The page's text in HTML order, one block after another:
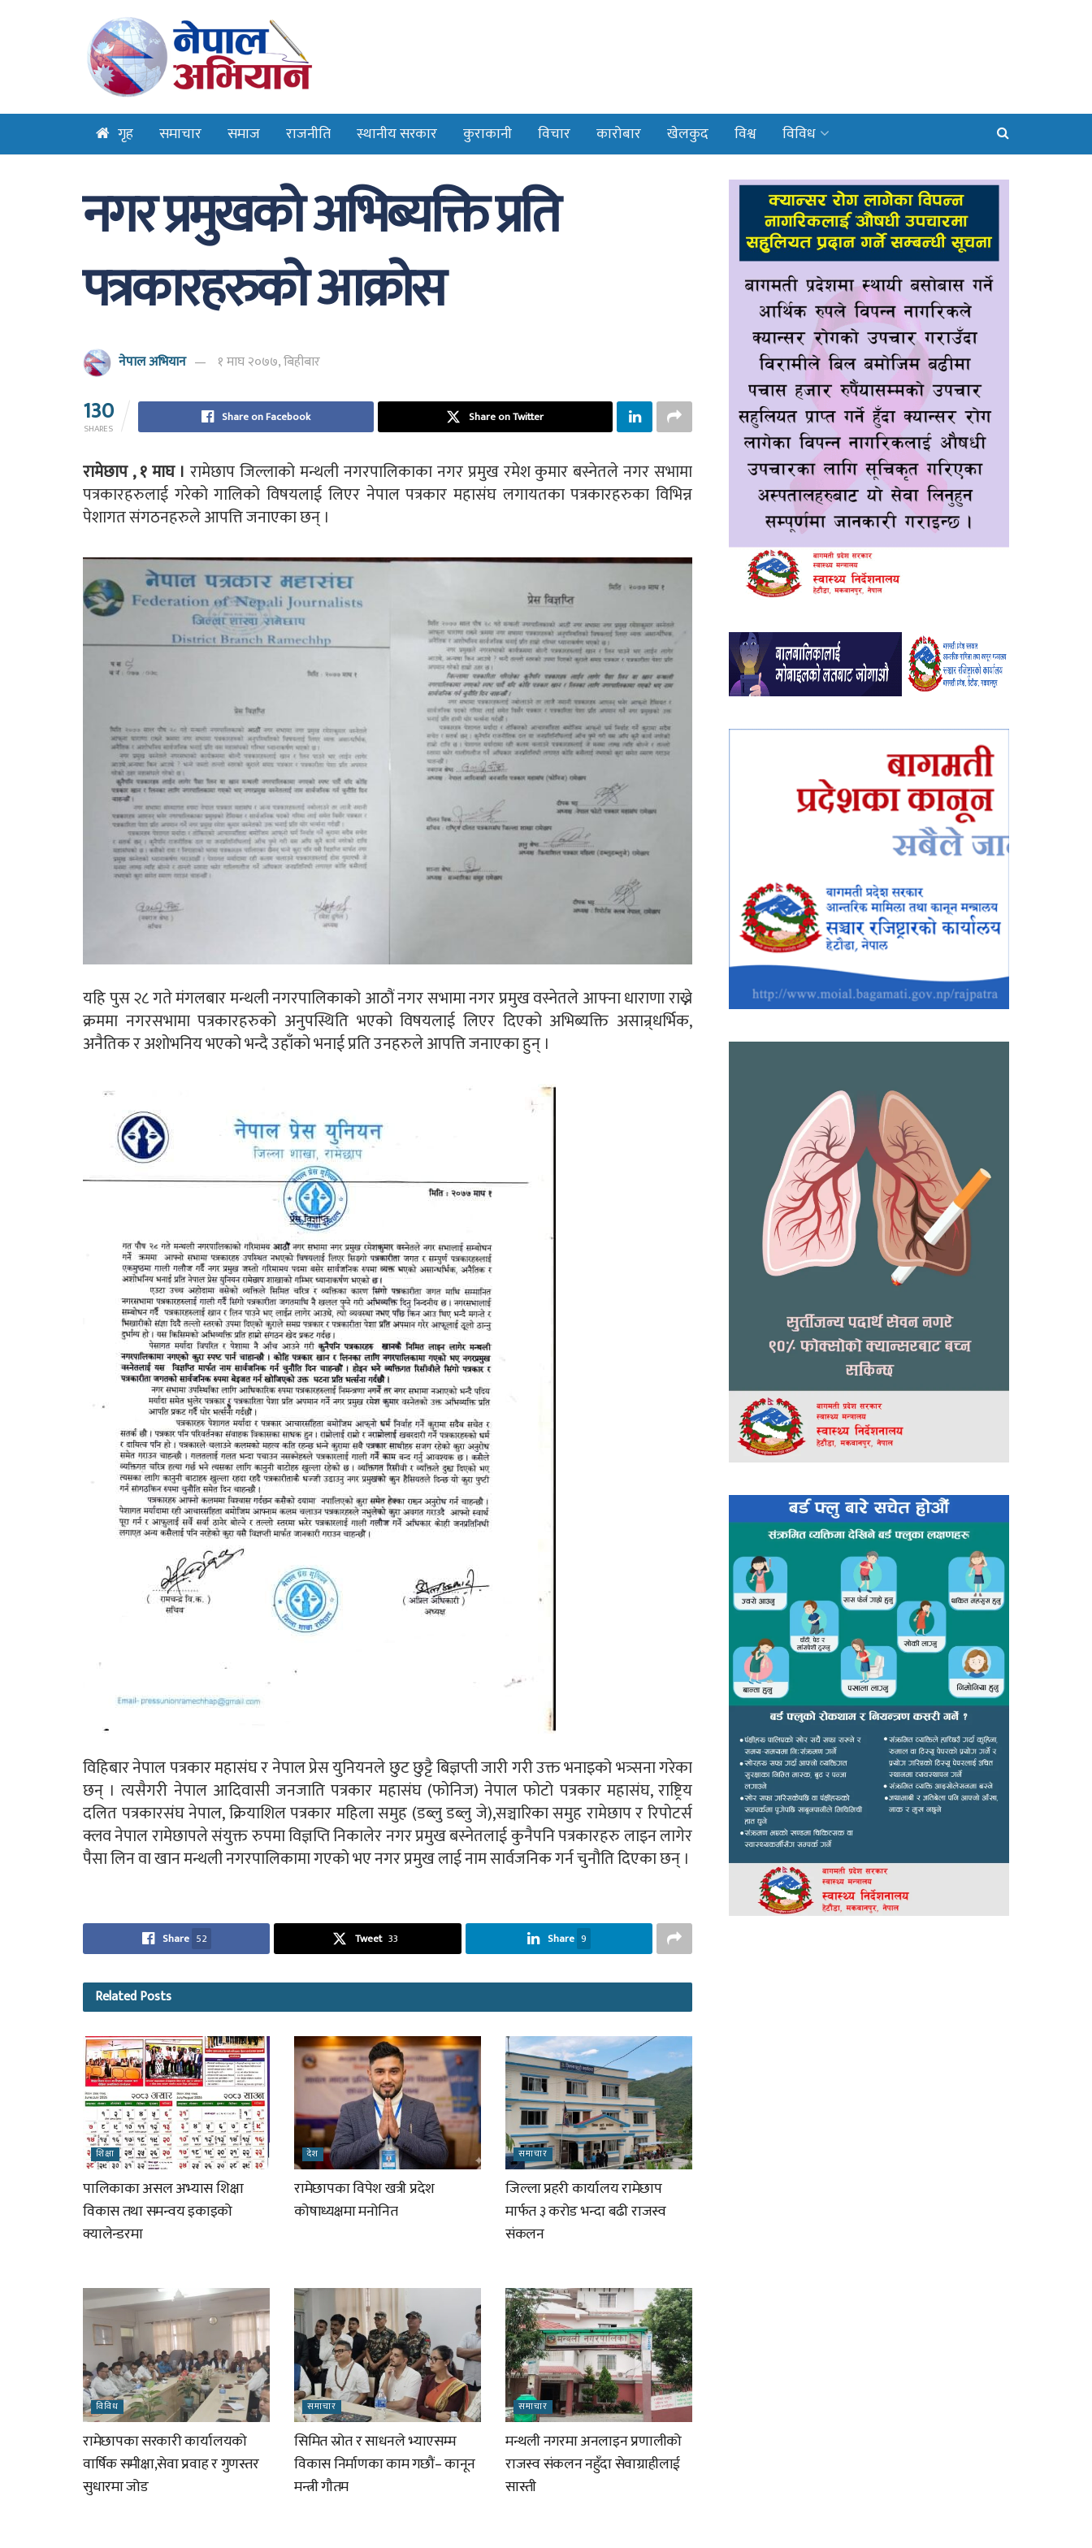
गृह समाचार समाज राजनीति स्थानीय सरकार कुराकानी विचार कारोबार खेलकुद विश्व विविध
नगर प्रमुखको अभिब्यक्ति प्रति
पत्रकारहरुको आक्रोस
नेपाल अभियान १ माघ २०७७, बिहीबार
130
SHARES
Share on Facebook Share on Twitter
रामेछाप , १ माघ ।रामेछाप जिल्लाको मन्थली नगरपालिकाका नगर प्रमुख रमेश कुमार बस्नेतले नगर सभामा
पत्रकारहरुलाई गरेको गालिको विषयलाई लिएर नेपाल पत्रकार महासंघ लगायतका पत्रकारहरुका विभिन्न
पेशागत संगठनहरुले आपत्ति जनाएका छन् ।
यहि पुस २८ गते मंगलबार मन्थली नगरपालिकाको आठौं नगर सभामा नगर प्रमुख वस्नेतले आफ्ना धाराणा राख्ने
क्रममा नगरसभामा पत्रकारहरुको अनुपस्थिति भएको विषयलाई लिएर दिएको अभिब्यक्ति असान्र्धर्भिक,
अनैतिक र अशोभनिय भएको भन्दै उहाँको भनाई प्रति उनहरुले आपत्ति जनाएका हुन् ।
विहिबार नेपाल पत्रकार महासंघ र नेपाल प्रेस युनियनले छुट छुट्टै बिज्ञप्ती जारी गरी उक्त भनाइको भत्र्सना गरेका
छन् । त्यसैगरी नेपाल आदिवासी जनजाति पत्रकार महासंघ (फोनिज) नेपाल फोटो पत्रकार महासंघ, राष्ट्रिय
दलित पत्रकारसंघ नेपाल, क्रियाशिल पत्रकार महिला समुह (डब्लु डब्लु जे),सञ्चारिका समुह रामेछाप र रिपोटर्स
क्लव नेपाल रामेछापले संयुक्त रुपमा विज्ञप्ति निकालेर नगर प्रमुख बस्नेतलाई कुनैपनि पत्रकारहरु लाइन लागेर
पैसा लिन वा खान मन्थली नगरपालिकामा गएको भए नगर प्रमुख लाई नाम सार्वजनिक गर्न चुनौति दिएका छन् ।
Share 52 Tweet 33 Share 9
RelatedPosts
शिक्षा
पालिकाका असल अभ्यास शिक्षा
विकास तथा समन्वय इकाइको
क्यालेन्डरमा
देश
रामेछापका विपेश खत्री प्रदेश
कोषाध्यक्षमा मनोनित
समाचार
जिल्ला प्रहरी कार्यालय रामेछाप
मार्फत ३ करोड भन्दा बढी राजस्व
संकलन
विविध
रामेछापका सरकारी कार्यालयको
वार्षिक समीक्षा,सेवा प्रवाह र गुणस्तर
सुधारमा जोड
समाचार
सिमित स्रोत र साधनले भ्याएसम्म
विकास निर्माणका काम गछौं– कानून
मन्त्री गौतम
समाचार
मन्थली नगरमा अनलाइन प्रणालीको
राजस्व संकलन नहुँदा सेवाग्राहीलाई
सास्ती